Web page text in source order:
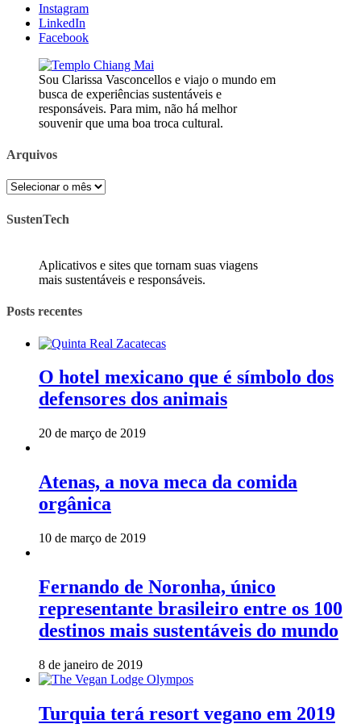
Instagram
LinkedIn
Facebook
Sou Clarissa Vasconcellos e viajo o mundo em
busca de experiências sustentáveis e
responsáveis. Para mim, não há melhor
souvenir que uma boa troca cultural.
Arquivos
Arquivos
SustenTech
Aplicativos e sites que tornam suas viagens
mais sustentáveis e responsáveis.
Posts recentes
O hotel mexicano que é símbolo dos
defensores dos animais
20 de março de 2019
Atenas, a nova meca da comida
orgânica
10 de março de 2019
Fernando de Noronha, único
representante brasileiro entre os 100
destinos mais sustentáveis do mundo
8 de janeiro de 2019
Turquia terá resort vegano em 2019